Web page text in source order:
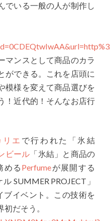
でいる一般の人が制作し
マンスとして商品のカラ
ができる。これを店頭に
模様を変えて商品選びを
！近代的！そんなお店行
エ で行われた「氷結
ビール 「氷結」と商品の
める Perfumeが展開する
SUMMER PROJECT」
イベント。この技術を
だそう。